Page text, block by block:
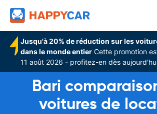
Jusqu'à 20% de réduction sur les
dans le monde entier Cette promotion
11 août 2026 - profitez-en dès
Bari
voitures de